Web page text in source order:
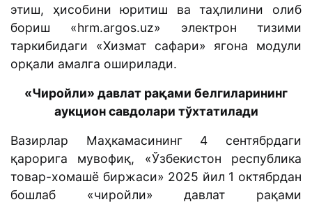
этиш, ҳисобини юритиш ва таҳлилини олиб
бориш «hrm.argos.uz» электрон тизими
таркибидаги «Хизмат сафари» ягона модули
орқали амалга оширилади.
«Чиройли» давлат рақами белгиларининг
аукцион савдолари тўхтатилади
Вазирлар Маҳкамасининг 4 сентябрдаги
қарорига мувофиқ, «Ўзбекистон республика
товар-хомашё биржаси» 2025 йил 1 октябрдан
бошлаб «чиройли» давлат рақами